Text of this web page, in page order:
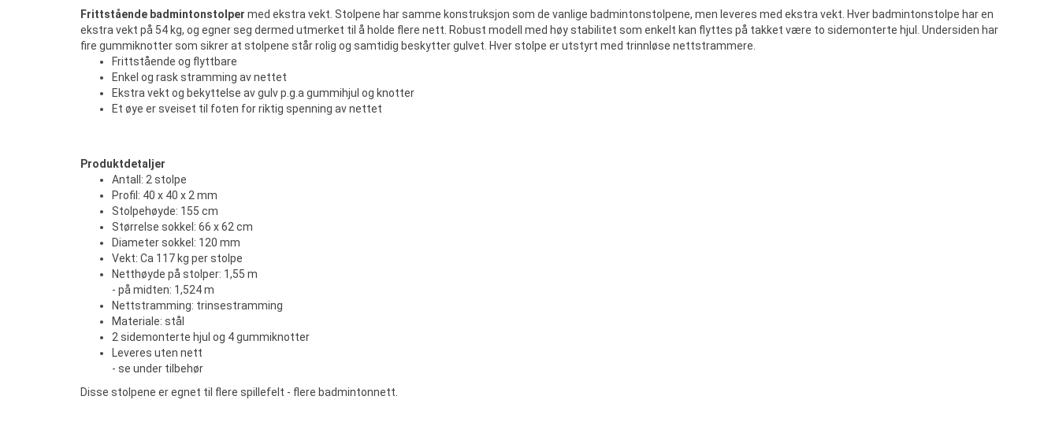
Frittstående badmintonstolper med ekstra vekt. Stolpene har samme konstruksjon som de vanlige badmintonstolpene, men leveres med ekstra vekt. Hver badmintonstolpe har en
ekstra vekt på 54 kg, og egner seg dermed utmerket til å holde flere nett. Robust modell med høy stabilitet som enkelt kan flyttes på takket være to sidemonterte hjul. Undersiden har
fire gummiknotter som sikrer at stolpene står rolig og samtidig beskytter gulvet. Hver stolpe er utstyrt med trinnløse nettstrammere.
Frittstående og flyttbare
Enkel og rask stramming av nettet
Ekstra vekt og bekyttelse av gulv p.g.a gummihjul og knotter
Et øye er sveiset til foten for riktig spenning av nettet
Produktdetaljer
Antall: 2 stolpe
Profil: 40 x 40 x 2 mm
Stolpehøyde: 155 cm
Størrelse sokkel: 66 x 62 cm
Diameter sokkel: 120 mm
Vekt: Ca 117 kg per stolpe
Netthøyde på stolper: 1,55 m
- på midten: 1,524 m
Nettstramming: trinsestramming
Materiale: stål
2 sidemonterte hjul og 4 gummiknotter
Leveres uten nett
- se under tilbehør
Disse stolpene er egnet til flere spillefelt - flere badmintonnett.